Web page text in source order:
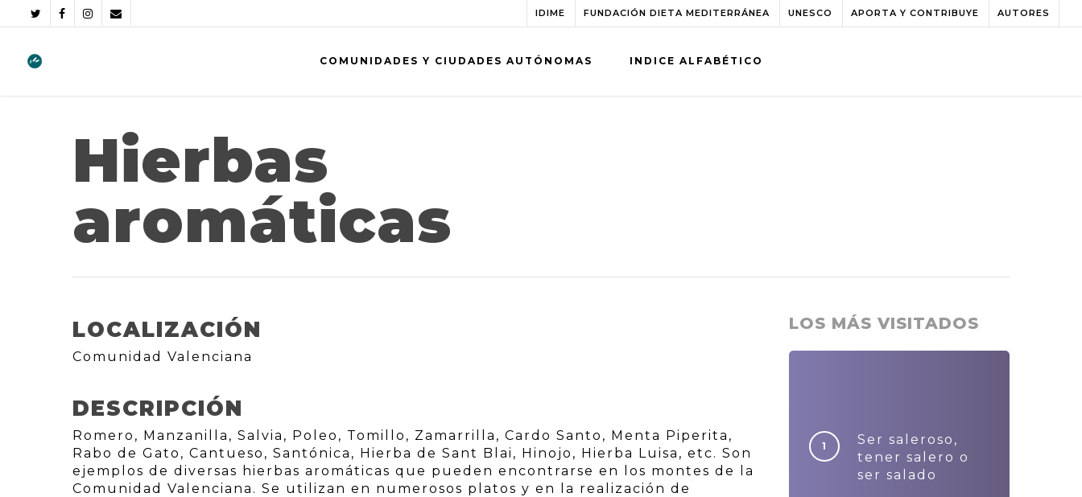
IDIME FUNDACIÓN DIETA MEDITERRÁNEA UNESCO APORTA Y CONTRIBUYE AUTORES
COMUNIDADES Y CIUDADES AUTÓNOMAS INDICE ALFABÉTICO
Hierbas
aromáticas
LOCALIZACIÓN
Comunidad Valenciana
DESCRIPCIÓN
Romero, Manzanilla, Salvia, Poleo, Tomillo, Zamarrilla, Cardo Santo, Menta Piperita,
Rabo de Gato, Cantueso, Santónica, Hierba de Sant Blai, Hinojo, Hierba Luisa, etc. Son
ejemplos de diversas hierbas aromáticas que pueden encontrarse en los montes de la
Comunidad Valenciana. Se utilizan en numerosos platos y en la realización de
LOS MÁS VISITADOS
Ser saleroso,
tener salero o
ser salado